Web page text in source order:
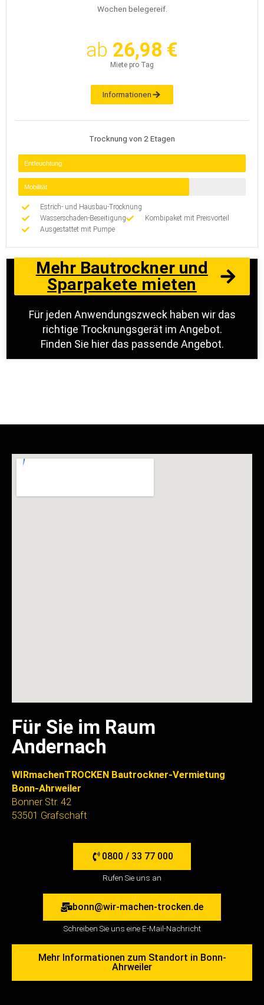
Wochen belegereif.
ab 26,98 €
Miete pro Tag
Informationen
Trocknung von 2 Etagen
Entfeuchtung
Mobilität
Estrich- und Hausbau-Trocknung
Wasserschaden-Beseitigung
Kombipaket mit Preisvorteil
Ausgestattet mit Pumpe
Mehr Bautrockner und
Sparpakete mieten
Für jeden Anwendungszweck haben wir das
richtige Trocknungsgerät im Angebot.
Finden Sie hier das passende Angebot.
Für Sie im Raum
Andernach
WIRmachenTROCKEN Bautrockner-Vermietung
Bonn-Ahrweiler
Bonner Str. 42
53501 Grafschaft
0800 / 33 77 000
Rufen Sie uns an
bonn@wir-machen-trocken.de
Schreiben Sie uns eine E-Mail-Nachricht
Mehr Informationen zum Standort in Bonn-
Ahrweiler